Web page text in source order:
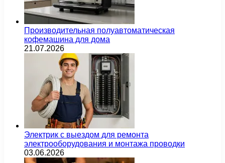
Производительная полуавтоматическая
кофемашина для дома
21.07.2026
Электрик с выездом для ремонта
электрооборудования и монтажа проводки
03.06.2026